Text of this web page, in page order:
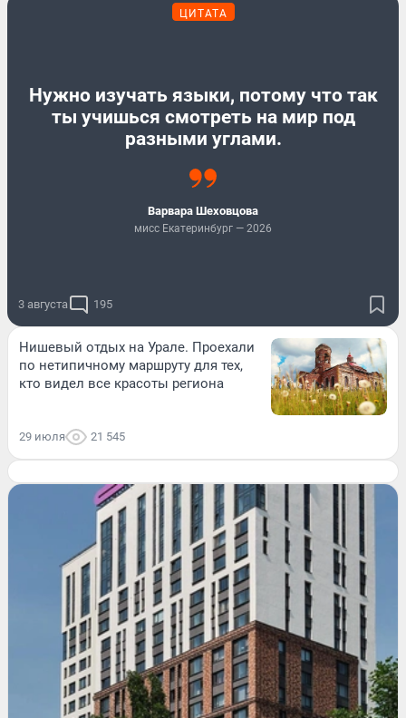
ЦИТАТА
Нужно изучать языки, потому что так
ты учишься смотреть на мир под
разными углами.
Варвара Шеховцова
мисс Екатеринбург — 2026
3 августа 195
Нишевый отдых на Урале. Проехали
по нетипичному маршруту для тех,
кто видел все красоты региона
29 июля 21 545